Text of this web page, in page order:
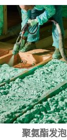
聚氨酯发泡